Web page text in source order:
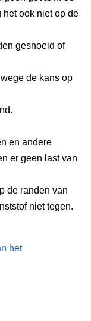
ook niet op de
gesnoeid of
de kans op
en andere
er geen last van
de randen van
niet tegen.
het